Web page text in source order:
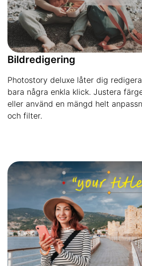
Bildredigering
Photostory deluxe låter dig
bara några enkla klick. Justera
eller använd en mängd helt
och filter.